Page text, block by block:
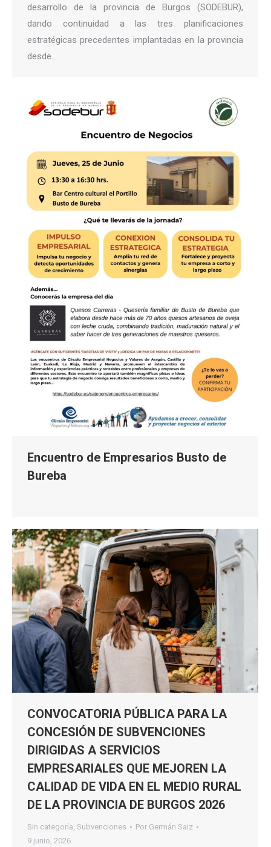
desarrollo de la provincia de Burgos (SODEBUR),
dando continuidad a las tres planificaciones
estratégicas precedentes implantadas en la provincia
desde…
Encuentro de Empresarios Busto de
Bureba
CONVOCATORIA PÚBLICA PARA LA
CONCESIÓN DE SUBVENCIONES
DIRIGIDAS A SERVICIOS
EMPRESARIALES QUE MEJOREN LA
CALIDAD DE VIDA EN EL MEDIO RURAL
DE LA PROVINCIA DE BURGOS 2026
Sin categoría, Subvenciones Por Germán Saiz
9 junio, 2026